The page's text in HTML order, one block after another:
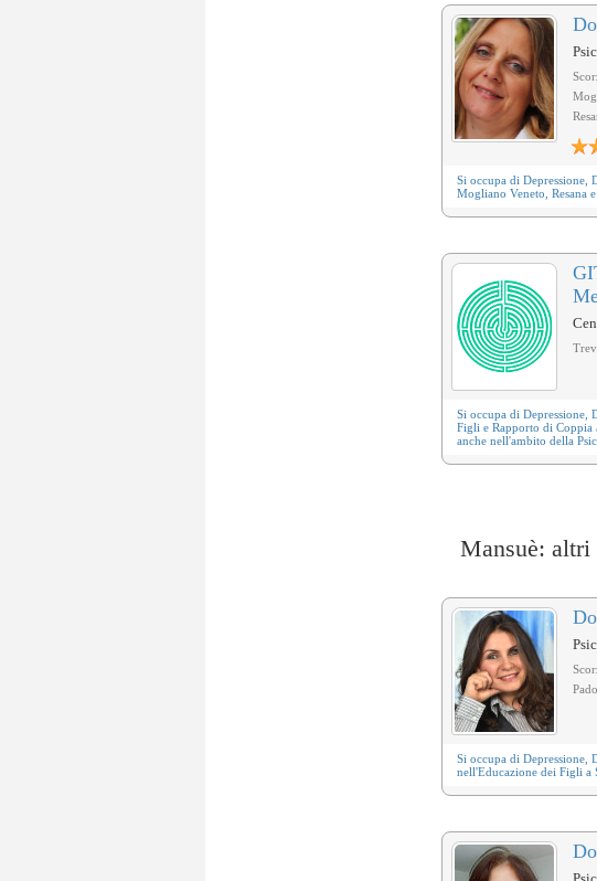
Si occupa di Depressione
Mogliano Veneto, Resana e
Si occupa di Depressione
Figli e Rapporto di Coppia
anche nell'ambito della
Mansuè: altri
Si occupa di Depressione
nell'Educazione dei Figli a